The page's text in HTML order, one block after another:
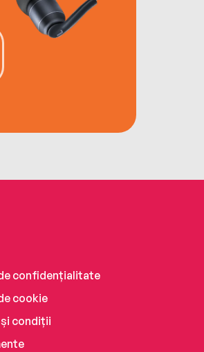
confidențialitate
cookie
condiții